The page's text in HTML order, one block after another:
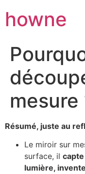
howne
mesure
Résumé, juste au
Le miroir sur
surface, il capte
lumière,